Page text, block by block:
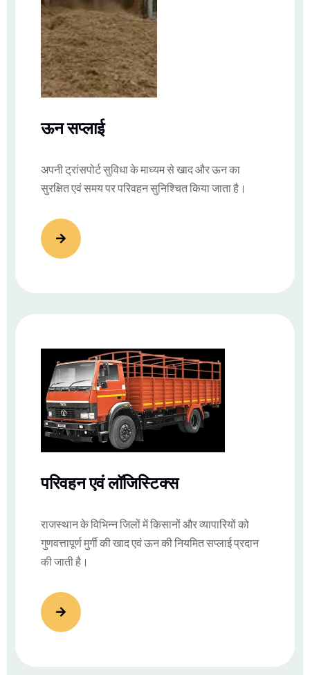
ऊन सप्लाई
अपनी ट्रांसपोर्ट सुविधा के माध्यम से खाद और ऊन का
सुरक्षित एवं समय पर परिवहन सुनिश्चित किया जाता है।
परिवहन एवं लॉजिस्टिक्स
राजस्थान के विभिन्न जिलों में किसानों और व्यापारियों को
गुणवत्तापूर्ण मुर्गी की खाद एवं ऊन की नियमित सप्लाई प्रदान
की जाती है।